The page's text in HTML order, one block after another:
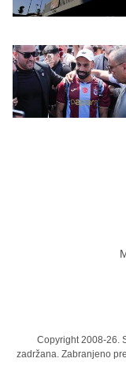
Copyright 2008-26.
zadržana. Zabranjeno